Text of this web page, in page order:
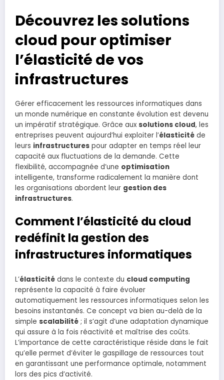
Découvrez les solutions
cloud pour optimiser
l’élasticité de vos
infrastructures
Gérer efficacement les ressources informatiques dans
un monde numérique en constante évolution est devenu
un impératif stratégique. Grâce aux solutions cloud, les
entreprises peuvent aujourd’hui exploiter l’élasticité de
leurs infrastructures pour adapter en temps réel leur
capacité aux fluctuations de la demande. Cette
flexibilité, accompagnée d’une optimisation
intelligente, transforme radicalement la manière dont
les organisations abordent leur gestion des
infrastructures.
Comment l’élasticité du cloud
redéfinit la gestion des
infrastructures informatiques
L’élasticité dans le contexte du cloud computing
représente la capacité à faire évoluer
automatiquement les ressources informatiques selon les
besoins instantanés. Ce concept va bien au-delà de la
simple scalabilité ; il s’agit d’une adaptation dynamique
qui assure à la fois réactivité et maîtrise des coûts.
L’importance de cette caractéristique réside dans le fait
qu’elle permet d’éviter le gaspillage de ressources tout
en garantissant une performance optimale, notamment
lors des pics d’activité.